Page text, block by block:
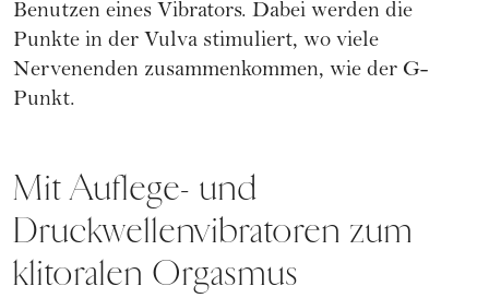
Benutzen eines Vibrators. Dabei werden die
Punkte in der Vulva stimuliert, wo viele
Nervenenden zusammenkommen, wie der G-
Punkt.
Mit Auflege- und
Druckwellenvibratoren zum
klitoralen Orgasmus